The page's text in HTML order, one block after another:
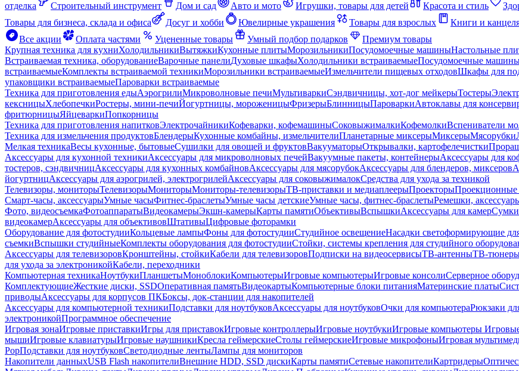
отделка
Строительный инструмент Дом и сад Авто и мото Игрушки, товары для детей Красота и стиль
Товары для бизнеса, склада и офиса
Досуг и хобби Ювелирные украшения Товары для взрослых Книги и
Все акции
Оплата частями Уцененные товары Умный подбор подарков
Премиум товары
Крупная техника для кухниХолодильникиВытяжкиКухонные плитыМорозильникиПосудомоечные машиныНастольные
Встраиваемая техника, оборудованиеВарочные панелиДуховые шкафыХолодильники встраиваемыеПосудомоечные
встраиваемыеКомплекты встраиваемой техникиМорозильники встраиваемыеИзмельчители пищевых отходовШкафы для
упаковщики встраиваемыеПароварки встраиваемые
Техника для приготовления едыАэрогрилиМикроволновые печиМультиваркиСэндвичницы, хот-дог мейкерыТостеры
кексницыХлебопечкиРостеры, мини-печиЙогуртницы, мороженицыФризерыБлинницыПароваркиАвтоклавы для
фритюрницыЯйцеваркиПопкорницы
Техника для приготовления напитковЭлектрочайникиКофеварки, кофемашиныСоковыжималкиКофемолкиВспениватели
Техника для измельчения продуктовБлендерыКухонные комбайны, измельчителиПланетарные миксерыМиксерыМясорубки
Мелкая техникаВесы кухонные, бытовыеСушилки для овощей и фруктовВакууматорыОткрывалки, картофелечистки
Аксессуары для кухонной техникиАксессуары для микроволновых печейВакуумные пакеты, контейнерыАксессуары для
тостеров, сэндвичницАксессуары для кухонных комбайновАксессуары для мясорубокАксессуары для блендеров, миксеров
йогуртницАксессуары для аэрогрилей, электрогрилейАксессуары для соковыжималокСредства для ухода за техникой
Телевизоры, мониторыТелевизорыМониторыМониторы-телевизорыТВ-приставки и медиаплеерыПроекторыПроекционные
Смарт-часы, аксессуарыУмные часыФитнес-браслетыУмные часы детскиеУмные часы, фитнес-браслетыРемешки,
Фото, видеосъемкаФотоаппаратыВидеокамерыЭкшн-камерыКарты памятиОбъективыВспышкиАксессуары для камерСумки
видеокамерАксессуары для объективовШтативыЦифровые фоторамки
Оборудование для фотостудииКольцевые лампыФоны для фотостудииСтудийное освещениеНасадки светоформирующие
съемкиВспышки студийныеКомплекты оборудования для фотостудииСтойки, системы крепления для студийного
Аксессуары для телевизоровКронштейны, стойкиКабели для телевизоровПодписки на видеосервисыТВ-антенныТВ-
для ухода за электроникойКабели, переходники
Компьютерная техникаНоутбукиПланшетыМоноблокиКомпьютерыИгровые компьютерыИгровые консолиСерверное
КомплектующиеЖесткие диски, SSDОперативная памятьВидеокартыКомпьютерные блоки питанияМатеринские платы
приводыАксессуары для корпусов ПКБоксы, док-станции для накопителей
Аксессуары для компьютерной техникиПодставки для ноутбуковАксессуары для ноутбуковОчки для компьютераРюкзаки
электроникойПрограммное обеспечение
Игровая зонаИгровые приставкиИгры для приставокИгровые контроллерыИгровые ноутбукиИгровые компьютеры
мышиИгровые клавиатурыИгровые наушникиКресла геймерскиеСтолы геймерскиеИгровые микрофоныИгровая
PopПодставки для ноутбуковСветодиодные лентыЛампы для мониторов
Накопители данныхUSB Flash накопителиВнешние HDD, SSD дискиКарты памятиСетевые накопителиКартридеры